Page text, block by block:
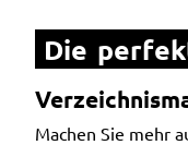
Die
Machen Sie mehr